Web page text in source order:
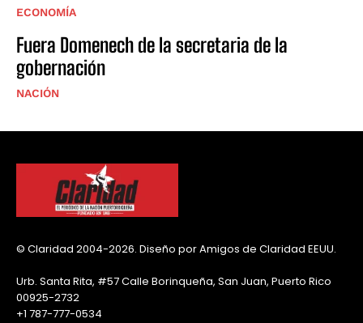
ECONOMÍA
Fuera Domenech de la secretaria de la
gobernación
NACIÓN
© Claridad 2004-2026. Diseño por Amigos de Claridad EEUU.
Urb. Santa Rita, #57 Calle Borinqueña, San Juan, Puerto Rico
00925-2732
+1 787-777-0534